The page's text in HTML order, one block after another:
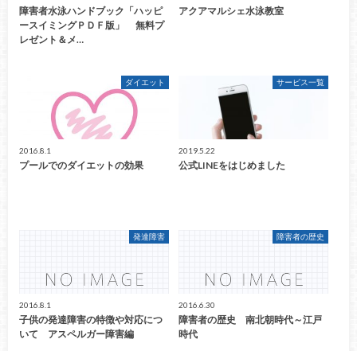
障害者水泳ハンドブック「ハッピ
ースイミングＰＤＦ版」 無料プ
レゼント＆メ…
アクアマルシェ水泳教室
ダイエット
2016.8.1
プールでのダイエットの効果
サービス一覧
2019.5.22
公式LINEをはじめました
発達障害
2016.8.1
子供の発達障害の特徴や対応につ
いて アスペルガー障害編
障害者の歴史
2016.6.30
障害者の歴史 南北朝時代～江戸
時代